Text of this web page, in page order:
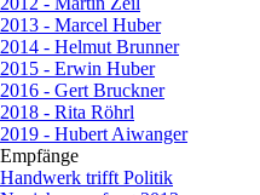
2013 - Marcel Huber
2014 - Helmut Brunner
2015 - Erwin Huber
2016 - Gert Bruckner
2018 - Rita Röhrl
2019 - Hubert Aiwanger
Empfänge
Handwerk trifft Politik